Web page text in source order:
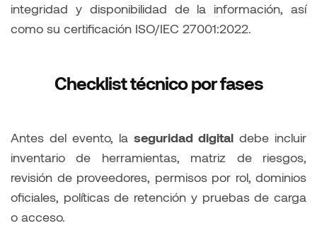
integridad y disponibilidad de la información, así
como su certificación ISO/IEC 27001:2022.
Checklist técnico por fases
Antes del evento, la seguridad digital debe incluir
inventario de herramientas, matriz de riesgos,
revisión de proveedores, permisos por rol, dominios
oficiales, políticas de retención y pruebas de carga
o acceso.